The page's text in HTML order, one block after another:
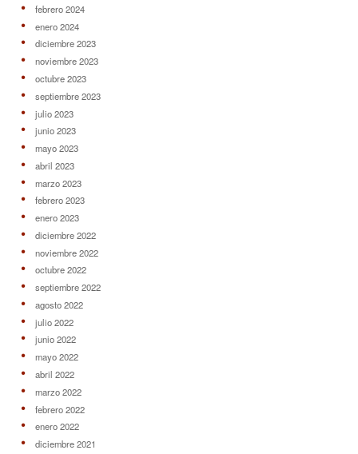
febrero 2024
enero 2024
diciembre 2023
noviembre 2023
octubre 2023
septiembre 2023
julio 2023
junio 2023
mayo 2023
abril 2023
marzo 2023
febrero 2023
enero 2023
diciembre 2022
noviembre 2022
octubre 2022
septiembre 2022
agosto 2022
julio 2022
junio 2022
mayo 2022
abril 2022
marzo 2022
febrero 2022
enero 2022
diciembre 2021